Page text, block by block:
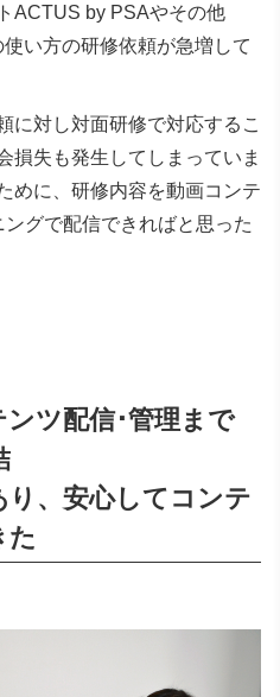
ACTUS by PSAやその他
い方の研修依頼が急増して
に対し対面研修で対応するこ
損失も発生してしまっていま
めに、研修内容を動画コンテ
グで配信できればと思った
ツ配信･管理まで
、安心してコンテ
た